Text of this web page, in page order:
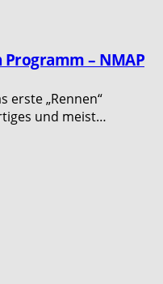
– NMAP
erste „Rennen“
und meist…